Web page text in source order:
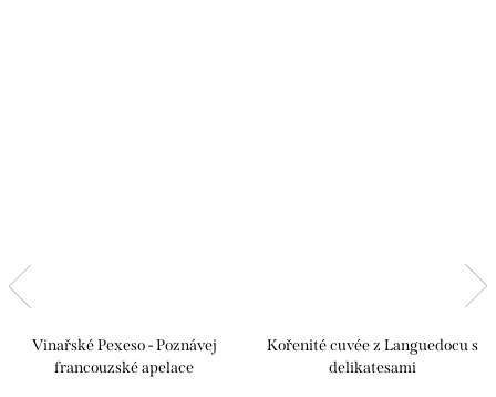
Vinařské Pexeso - Poznávej
francouzské apelace
Kořenité cuvée z Languedocu s
delikatesami